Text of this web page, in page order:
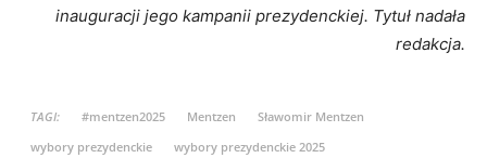
inauguracji jego kampanii prezydenckiej. Tytuł nadała
redakcja.
TAGI: #mentzen2025 Mentzen
Sławomir Mentzen
wybory prezydenckie
wybory prezydenckie 2025